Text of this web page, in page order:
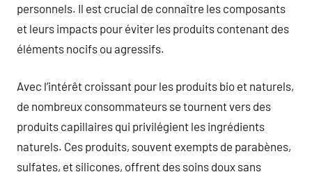
personnels. Il est crucial de connaître les composants
et leurs impacts pour éviter les produits contenant des
éléments nocifs ou agressifs.
Avec l’intérêt croissant pour les produits bio et naturels,
de nombreux consommateurs se tournent vers des
produits capillaires qui privilégient les ingrédients
naturels. Ces produits, souvent exempts de parabènes,
sulfates, et silicones, offrent des soins doux sans